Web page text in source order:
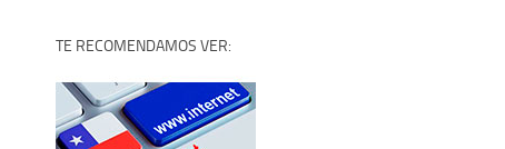
TE RECOMENDAMOS VER: